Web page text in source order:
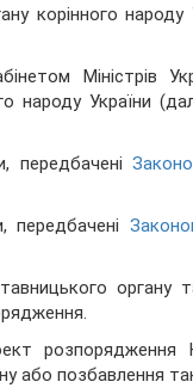
корінного
Міністрів
народу України
передбачені
передбачені
органу
розпорядження
або позбавлення